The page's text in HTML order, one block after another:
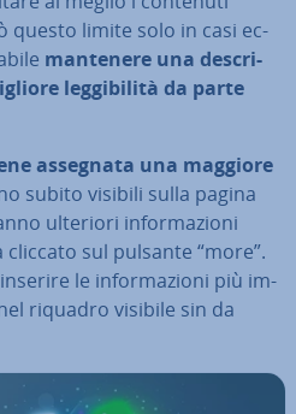
questo limite solo in casi ec­
mantenere una de­scri­
leg­gi­bi­li­tà da parte
assegnata una maggiore
subito visibili sulla pagina
ulteriori in­for­ma­zio­ni
sul pulsante “more”.
le in­for­ma­zio­ni più im­
riquadro visibile sin da